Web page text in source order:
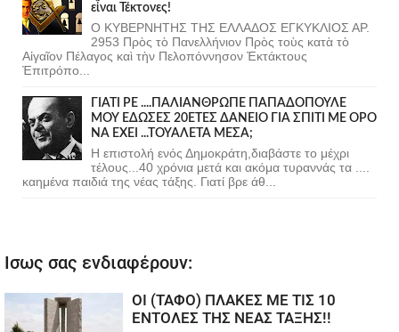
εἶναι Τέκτονες!
Ο ΚΥΒΕΡΝΗΤΗΣ ΤΗΣ ΕΛΛΑΔΟΣ ΕΓΚΥΚΛΙΟΣ ΑΡ.
2953 Πρὸς τὸ Πανελλήνιον Πρὸς τοὺς κατὰ τὸ
Αἰγαῖον Πέλαγος καὶ τὴν Πελοπόννησον Ἐκτάκτους
Ἐπιτρόπο...
ΓΙΑΤΙ ΡΕ ....ΠΑΛΙΑΝΘΡΩΠΕ ΠΑΠΑΔΟΠΟΥΛΕ
ΜΟΥ ΕΔΩΣΕΣ 20ΕΤΕΣ ΔΑΝΕΙΟ ΓΙΑ ΣΠΙΤΙ ΜΕ ΟΡΟ
ΝΑ ΕΧΕΙ ...ΤΟΥΑΛΕΤΑ ΜΕΣΑ;
Η επιστολή ενός Δημοκράτη,διαβάστε το μέχρι
τέλους...40 χρόνια μετά και ακόμα τυραννάς τα ....
καημένα παιδιά της νέας τάξης. Γιατί βρε άθ...